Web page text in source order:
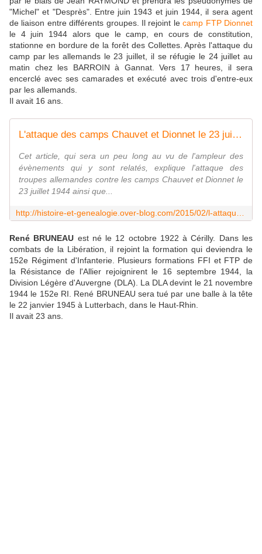
"Michel" et "Desprès". Entre juin 1943 et juin 1944, il sera agent
de liaison entre différents groupes. Il rejoint lecamp FTP Dionnet
le 4 juin 1944 alors que le camp, en cours de constitution,
stationne en bordure de la forêt des Collettes. Après l'attaque du
camp par les allemands le 23 juillet, il se réfugie le 24 juillet au
matin chez les BARROIN à Gannat. Vers 17 heures, il sera
encerclé avec ses camarades et exécuté avec trois d'entre-eux
par les allemands.
Il avait 16 ans.
L'attaque des camps Chauvet et Dionnet le 23 juillet 1944 - Histoire et Généalogie
Cet article, qui sera un peu long au vu de l'ampleur des
évènements qui y sont relatés, explique l'attaque des
troupes allemandes contre les camps Chauvet et Dionnet le
23 juillet 1944 ainsi que...
René BRUNEAU est né le 12 octobre 1922 à Cérilly. Dans les
combats de la Libération, il rejoint la formation qui deviendra le
152e Régiment d'Infanterie. Plusieurs formations FFI et FTP de
la Résistance de l'Allier rejoignirent le 16 septembre 1944, la
Division Légère d'Auvergne (DLA). La DLA devint le 21 novembre
1944 le 152e RI. René BRUNEAU sera tué par une balle à la tête
le 22 janvier 1945 à Lutterbach, dans le Haut-Rhin.
Il avait 23 ans.